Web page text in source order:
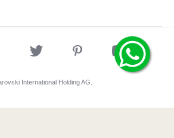
International Holding AG.